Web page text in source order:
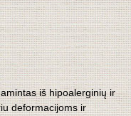
iš hipoalerginių ir
deformacijoms ir